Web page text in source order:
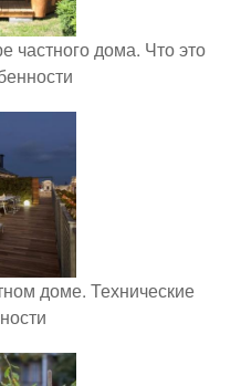
частного дома. Что это
доме. Технические